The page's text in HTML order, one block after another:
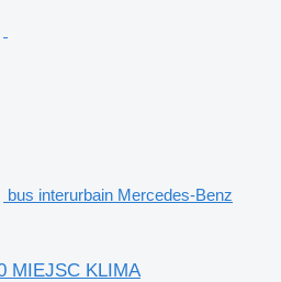
bus interurbain Mercedes-Benz
MIEJSC KLIMA